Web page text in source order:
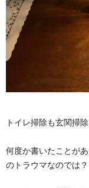
トイレ掃除も玄関掃
何度か書いたことが
のトラウマなのでは？